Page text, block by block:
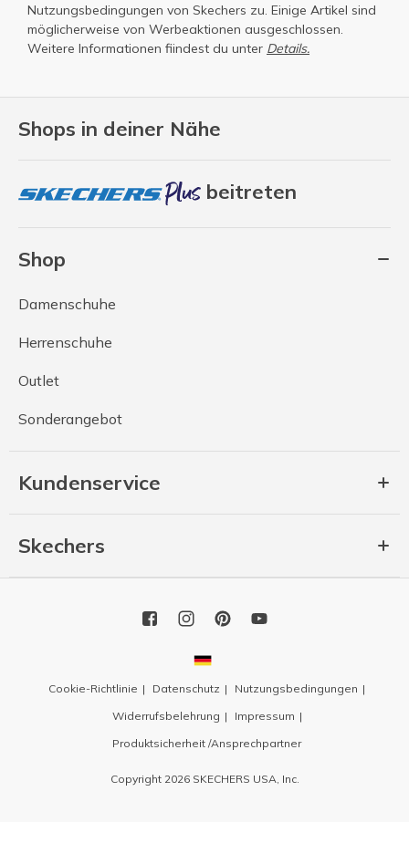
Shops in deiner Nähe
beitreten
Shop
Damenschuhe
Herrenschuhe
Outlet
Sonderangebot
Kundenservice
Skechers
Nutzungsbedingungen von Skechers zu. Einige Artikel sind
möglicherweise von Werbeaktionen ausgeschlossen.
Weitere Informationen fiindest du unter Details.
Cookie-Richtlinie Datenschutz
Nutzungsbedingungen
Widerrufsbelehrung
Impressum
Produktsicherheit /Ansprechpartner
Copyright 2026 SKECHERS USA, Inc.